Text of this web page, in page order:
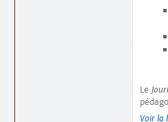
Le
Voir la